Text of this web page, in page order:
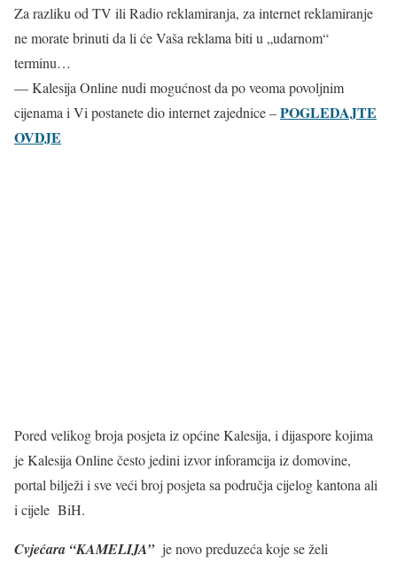
Za razliku od TV ili Radio reklamiranja, za internet reklamiranje
ne morate brinuti da li će Vaša reklama biti u „udarnom“
terminu…
— Kalesija Online nudi mogućnost da po veoma povoljnim
cijenama i Vi postanete dio internet zajednice –POGLEDAJTE
OVDJE
Pored velikog broja posjeta iz općine Kalesija, i dijaspore kojima
je Kalesija Online često jedini izvor inforamcija iz domovine,
portal bilježi i sve veći broj posjeta sa područja cijelog kantona ali
i cijele BiH.
Cvjećara “KAMELIJA” je novo preduzeća koje se želi